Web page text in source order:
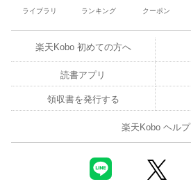
ライブラリ ランキング クーポン
楽天Kobo 初めての方へ
読書アプリ
領収書を発行する
楽天Kobo ヘルプ